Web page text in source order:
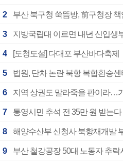
2 부산 북구청 쑥뜸방, 前구청장
3 지방국립대 이르면 내년 신입생
4 [도청도설] 다대포 부산바다축제
5 법원, 단차 논란 북항 복합환승
6 지역 상권도 말라죽을 판이라…
7 통영시민 추석 전 35만 원 받는다
8 해양수산부 신청사 북항재개발
9 부산 철강공장 50대 노동자 추락